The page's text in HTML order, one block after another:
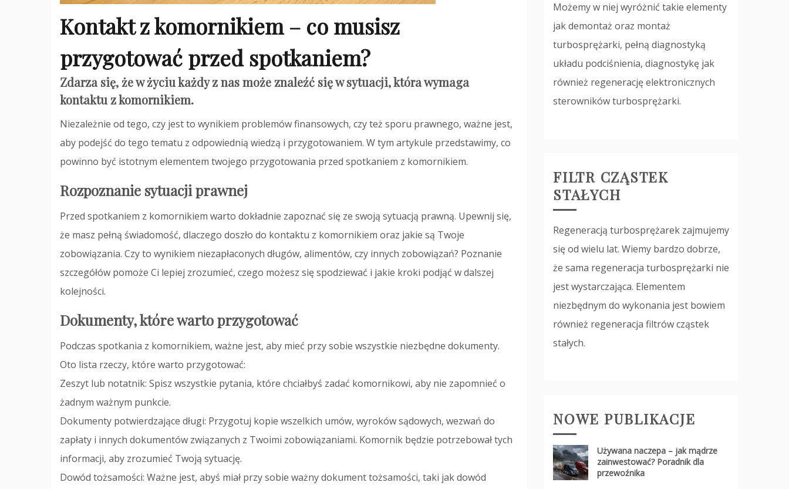
Kontakt z komornikiem – co musisz
przygotować przed spotkaniem?
Zdarza się, że w życiu każdy z nas może znaleźć się w sytuacji, która wymaga
kontaktu z komornikiem.
Niezależnie od tego, czy jest to wynikiem problemów finansowych, czy też sporu prawnego, ważne jest,
aby podejść do tego tematu z odpowiednią wiedzą i przygotowaniem. W tym artykule przedstawimy, co
powinno być istotnym elementem twojego przygotowania przed spotkaniem z komornikiem.
Rozpoznanie sytuacji prawnej
Przed spotkaniem z komornikiem warto dokładnie zapoznać się ze swoją sytuacją prawną. Upewnij się,
że masz pełną świadomość, dlaczego doszło do kontaktu z komornikiem oraz jakie są Twoje
zobowiązania. Czy to wynikiem niezapłaconych długów, alimentów, czy innych zobowiązań? Poznanie
szczegółów pomoże Ci lepiej zrozumieć, czego możesz się spodziewać i jakie kroki podjąć w dalszej
kolejności.
Dokumenty, które warto przygotować
Podczas spotkania z komornikiem, ważne jest, aby mieć przy sobie wszystkie niezbędne dokumenty.
Oto lista rzeczy, które warto przygotować:
Zeszyt lub notatnik: Spisz wszystkie pytania, które chciałbyś zadać komornikowi, aby nie zapomnieć o
żadnym ważnym punkcie.
Dokumenty potwierdzające długi: Przygotuj kopie wszelkich umów, wyroków sądowych, wezwań do
zapłaty i innych dokumentów związanych z Twoimi zobowiązaniami. Komornik będzie potrzebował tych
informacji, aby zrozumieć Twoją sytuację.
Dowód tożsamości: Ważne jest, abyś miał przy sobie ważny dokument tożsamości, taki jak dowód
Możemy w niej wyróżnić takie elementy
jak demontaż oraz montaż
turbosprężarki, pełną diagnostyką
układu podciśnienia, diagnostykę jak
również regenerację elektronicznych
sterowników turbosprężarki.
FILTR CZĄSTEK
STAŁYCH
Regeneracją turbosprężarek zajmujemy
się od wielu lat. Wiemy bardzo dobrze,
że sama regeneracja turbosprężarki nie
jest wystarczająca. Elementem
niezbędnym do wykonania jest bowiem
również regeneracja filtrów cząstek
stałych.
NOWE PUBLIKACJE
Używana naczepa – jak mądrze
zainwestować? Poradnik dla
przewoźnika